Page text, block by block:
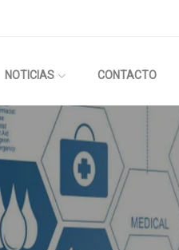
NOTICIAS CONTACTO